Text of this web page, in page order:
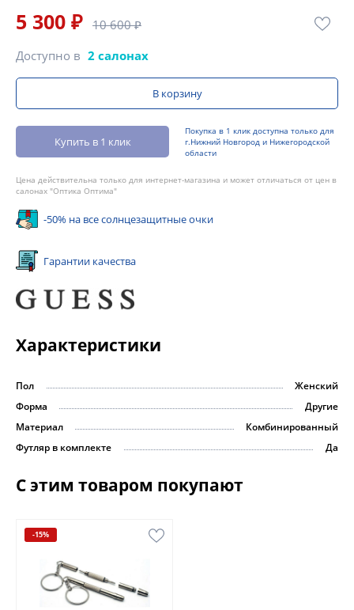
5 300 ₽ 10 600 ₽
Доступно в 2 салонах
В корзину
Купить в 1 клик
Покупка в 1 клик доступна только для
г.Нижний Новгород и Нижегородской
области
Цена действительна только для интернет-магазина и может отличаться от цен в
салонах "Оптика Оптима"
-50% на все солнцезащитные очки
Гарантии качества
Характеристики
Пол
Женский
Форма
Другие
Материал
Комбинированный
Футляр в комплекте
Да
С этим товаром покупают
-15%